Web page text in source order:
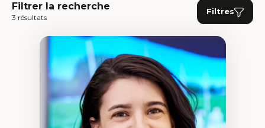
Filtrer la recherche
3 résultats
Filtres